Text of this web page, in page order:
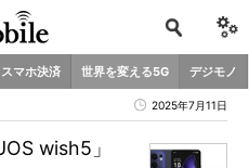
スマホ決済 世界を変える5G デジモノ
2025年7月11日
wish5」